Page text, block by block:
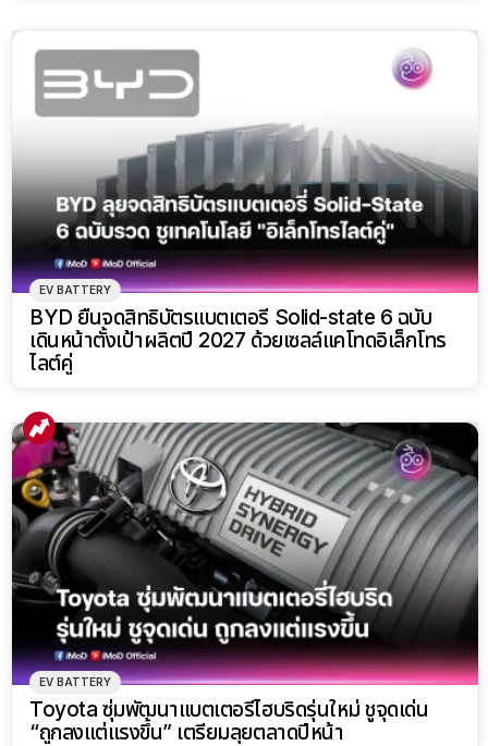
EV BATTERY
BYD ยื่นจดสิทธิบัตรแบตเตอรี่ Solid-state 6 ฉบับ
เดินหน้าตั้งเป้าผลิตปี 2027 ด้วยเซลล์แคโทดอิเล็กโทร
ไลต์คู่
EV BATTERY
Toyota ซุ่มพัฒนาแบตเตอรี่ไฮบริดรุ่นใหม่ ชูจุดเด่น
“ถูกลงแต่แรงขึ้น” เตรียมลุยตลาดปีหน้า